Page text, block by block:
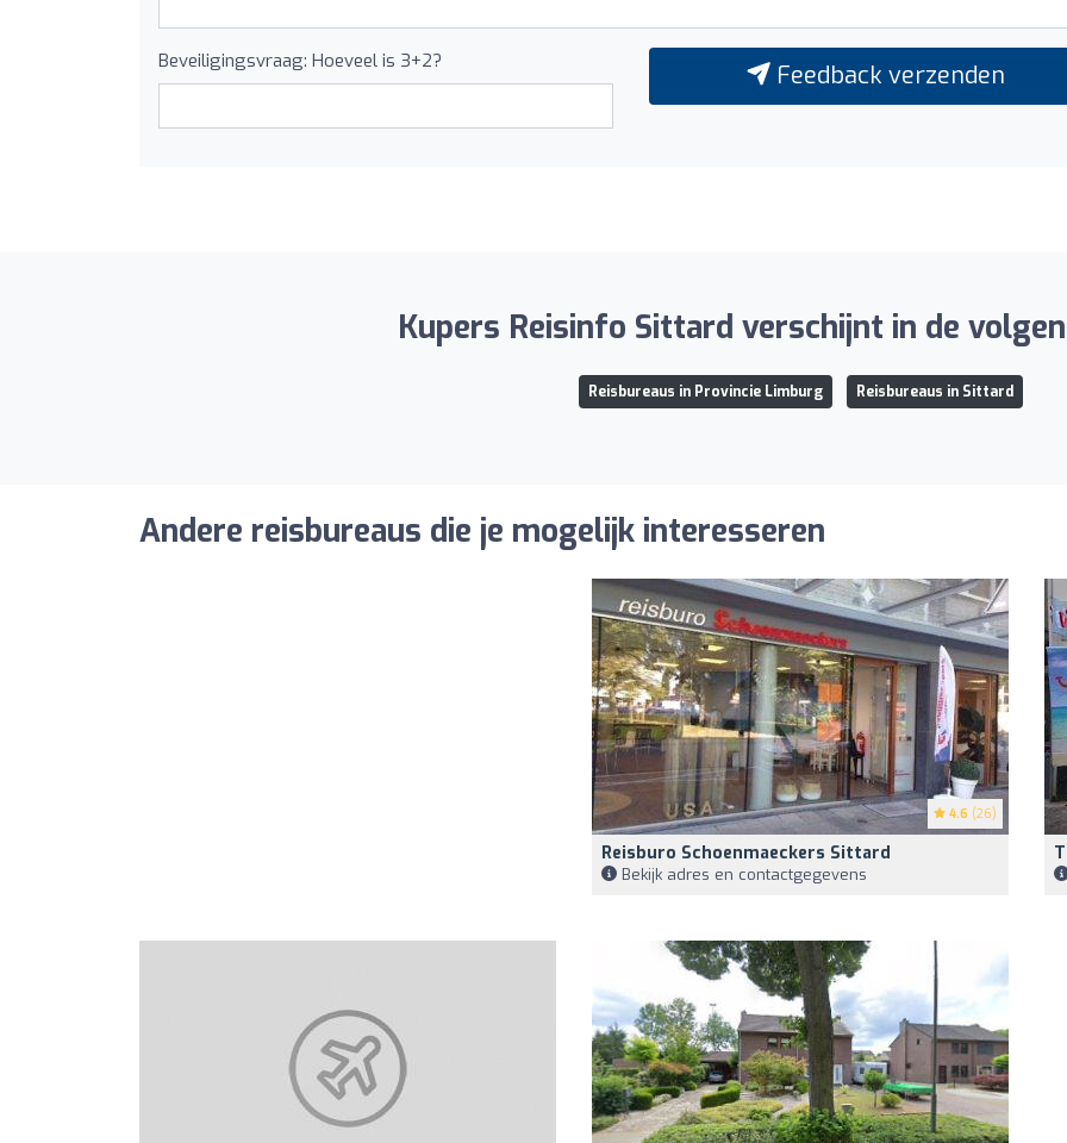
Beveiligingsvraag: Hoeveel is 3+2? Feedback verzenden
Kupers Reisinfo Sittard verschijnt in de
Reisbureaus in Provincie Limburg Reisbureaus in Sittard
Andere reisbureaus die je mogelijk interesseren
4.6 (26)
Reisburo Schoenmaeckers Sittard
Bekijk adres en contactgegevens